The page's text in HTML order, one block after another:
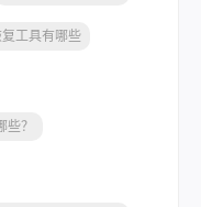
工具有哪些
？